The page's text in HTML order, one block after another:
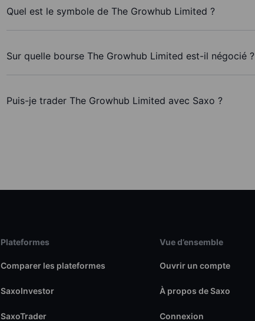
Quel est le symbole de The Growhub Limited ?
Sur quelle bourse The Growhub Limited est-il négocié ?
Puis-je trader The Growhub Limited avec Saxo ?
Plateformes
Comparer les plateformes
SaxoInvestor
SaxoTrader
Vue d’ensemble
Ouvrir un compte
À propos de Saxo
Connexion